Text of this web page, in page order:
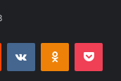
Reddit VKontakte